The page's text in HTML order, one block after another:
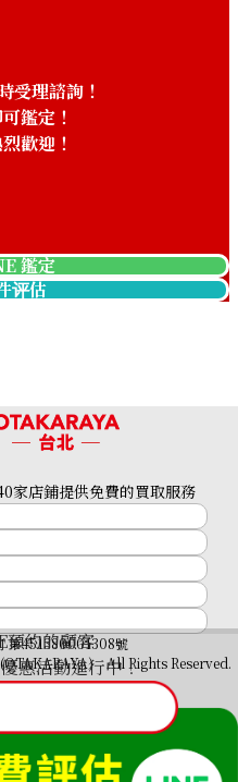
收購參考價格
NTD 245,591
IWC Big Pilot Watch 7 Days
Petit France IW500916
受理諮詢！
鑑定！
歡迎！
鑑定
评估
約的顧客
優惠活動進行中！
家店鋪提供免費的買取服務
第451380001308號
All Rights Reserved.